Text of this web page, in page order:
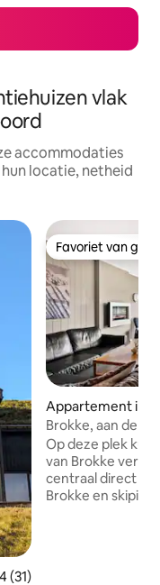
vlak
accommodaties
locatie, netheid
beoordeling van
(31)
Favoriet van
Favoriet van
Appartement in
une
Brokke, aan de
Op deze plek kun
van Brokke
centraal direct bij
Brokke en